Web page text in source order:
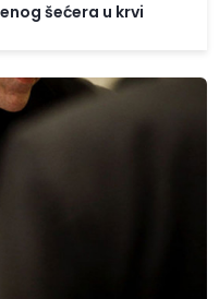
šećera u krvi